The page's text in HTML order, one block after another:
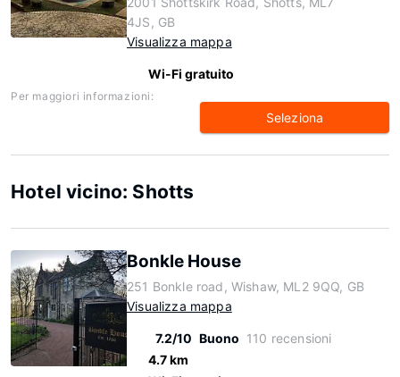
4JS, GB
Visualizza mappa
Wi-Fi gratuito
Per maggiori informazioni:
Seleziona
Hotel vicino: Shotts
Bonkle House
251 Bonkle road, Wishaw, ML2 9QQ, GB
Visualizza mappa
7.2/10 Buono 110 recensioni
4.7 km